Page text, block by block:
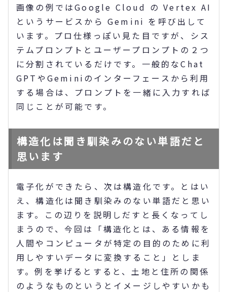
画像の例ではGoogle Cloud の Vertex AI
というサービスから Gemini を呼び出して
います。プロ仕様っぽい見た目ですが、シス
テムプロンプトとユーザープロンプトの２つ
に分割されているだけです。一般的なChat
GPTやGeminiのインターフェースから利用
する場合は、プロンプトを一緒に入力すれば
同じことが可能です。
構造化は聞き馴染みのない単語だと
思います
電子化ができたら、次は構造化です。とはい
え、構造化は聞き馴染みのない単語だと思い
ます。この辺りを説明しだすと長くなってし
まうので、今回は「構造化とは、ある情報を
人間やコンピュータが特定の目的のために利
用しやすいデータに変換すること」としま
す。例を挙げるとすると、土地と住所の関係
のようなものというとイメージしやすいかも